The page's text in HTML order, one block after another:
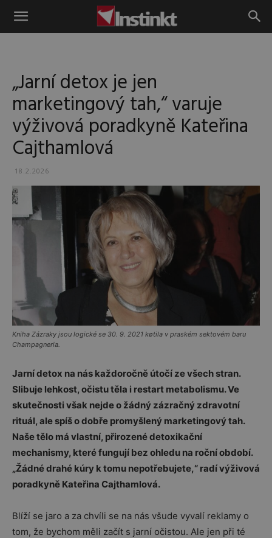
Instinkt
„Jarní detox je jen
marketingový tah,“ varuje
výživová poradkyně Kateřina
Cajthamlová
18.2.2026
Kniha Zázraky jsou logické se 30. 9. 2021 køtila v praském sektovém baru
Champagneria.
Jarní detox na nás každoročně útočí ze všech stran.
Slibuje lehkost, očistu těla i restart metabolismu. Ve
skutečnosti však nejde o žádný zázračný zdravotní
rituál, ale spíš o dobře promyšlený marketingový tah.
Naše tělo má vlastní, přirozené detoxikační
mechanismy, které fungují bez ohledu na roční období.
„Žádné drahé kúry k tomu nepotřebujete,“ radí výživová
poradkyně Kateřina Cajthamlová.
Blíží se jaro a za chvíli se na nás všude vyvalí reklamy o
tom, že bychom měli začít s jarní očistou. Ale jen při té